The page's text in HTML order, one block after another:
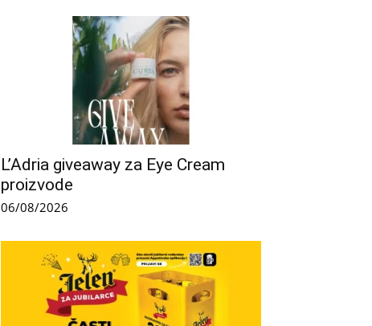
L’Adria giveaway za Eye Cream
proizvode
06/08/2026